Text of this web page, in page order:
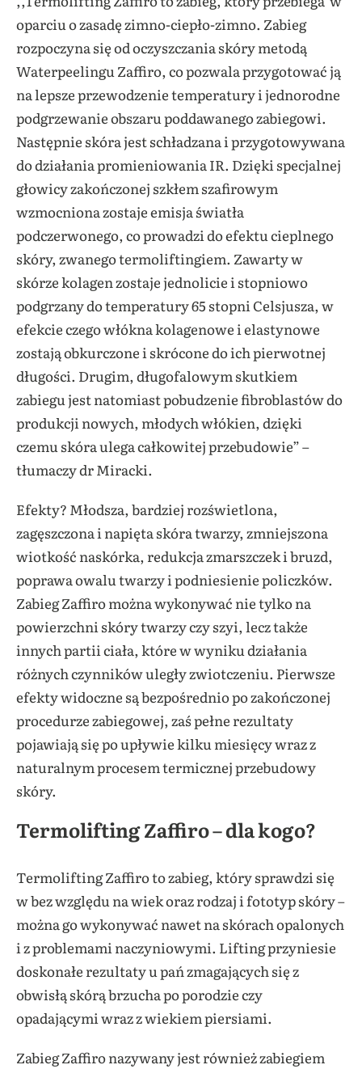
oparciu o zasadę zimno-ciepło-zimno. Zabieg
rozpoczyna się od oczyszczania skóry metodą
Waterpeelingu Zaffiro, co pozwala przygotować ją
na lepsze przewodzenie temperatury i jednorodne
podgrzewanie obszaru poddawanego zabiegowi.
Następnie skóra jest schładzana i przygotowywana
do działania promieniowania IR. Dzięki specjalnej
głowicy zakończonej szkłem szafirowym
wzmocniona zostaje emisja światła
podczerwonego, co prowadzi do efektu cieplnego
skóry, zwanego termoliftingiem. Zawarty w
skórze kolagen zostaje jednolicie i stopniowo
podgrzany do temperatury 65 stopni Celsjusza, w
efekcie czego włókna kolagenowe i elastynowe
zostają obkurczone i skrócone do ich pierwotnej
długości. Drugim, długofalowym skutkiem
zabiegu jest natomiast pobudzenie fibroblastów do
produkcji nowych, młodych włókien, dzięki
czemu skóra ulega całkowitej przebudowie” –
tłumaczy dr Miracki.
Efekty? Młodsza, bardziej rozświetlona,
zagęszczona i napięta skóra twarzy, zmniejszona
wiotkość naskórka, redukcja zmarszczek i bruzd,
poprawa owalu twarzy i podniesienie policzków.
Zabieg Zaffiro można wykonywać nie tylko na
powierzchni skóry twarzy czy szyi, lecz także
innych partii ciała, które w wyniku działania
różnych czynników uległy zwiotczeniu. Pierwsze
efekty widoczne są bezpośrednio po zakończonej
procedurze zabiegowej, zaś pełne rezultaty
pojawiają się po upływie kilku miesięcy wraz z
naturalnym procesem termicznej przebudowy
skóry.
Termolifting Zaffiro – dla kogo?
Termolifting Zaffiro to zabieg, który sprawdzi się
w bez względu na wiek oraz rodzaj i fototyp skóry –
można go wykonywać nawet na skórach opalonych
i z problemami naczyniowymi. Lifting przyniesie
doskonałe rezultaty u pań zmagających się z
obwisłą skórą brzucha po porodzie czy
opadającymi wraz z wiekiem piersiami.
Zabieg Zaffiro nazywany jest również zabiegiem